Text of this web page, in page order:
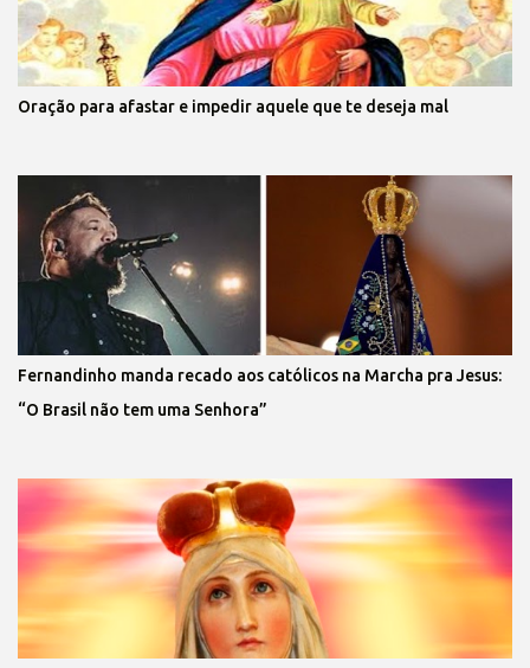
Oração para afastar e impedir aquele que te deseja mal
Fernandinho manda recado aos católicos na Marcha pra Jesus:
“O Brasil não tem uma Senhora”